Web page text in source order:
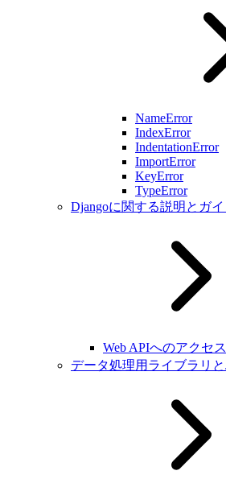
NameError
IndexError
IndentationError
ImportError
KeyError
TypeError
Djangoに関する説明とガイ
Web APIへのアクセ
データ処理用ライブラリと